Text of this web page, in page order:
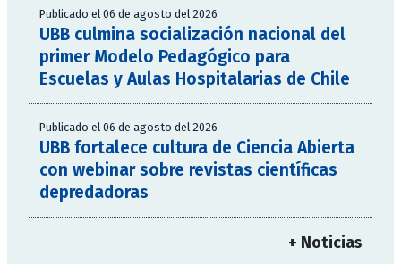
Publicado el 06 de agosto del 2026
UBB culmina socialización nacional del
primer Modelo Pedagógico para
Escuelas y Aulas Hospitalarias de Chile
Publicado el 06 de agosto del 2026
UBB fortalece cultura de Ciencia Abierta
con webinar sobre revistas científicas
depredadoras
+ Noticias